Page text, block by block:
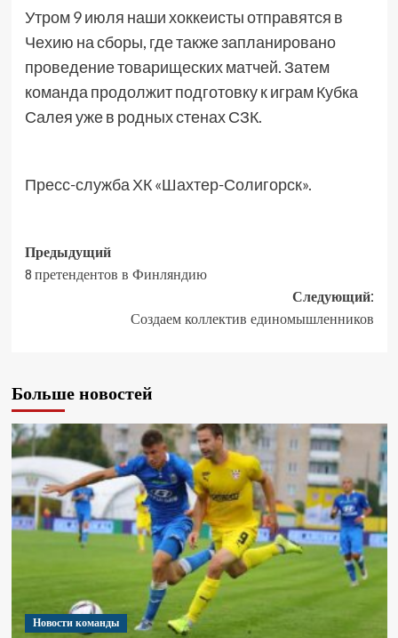
Утром 9 июля наши хоккеисты отправятся в
Чехию на сборы, где также запланировано
проведение товарищеских матчей. Затем
команда продолжит подготовку к играм Кубка
Салея уже в родных стенах СЗК.
Пресс-служба ХК «Шахтер-Солигорск».
Предыдущий
8 претендентов в Финляндию
Следующий:
Создаем коллектив единомышленников
Больше новостей
Новости команды